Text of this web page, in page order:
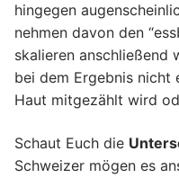
hingegen
nehmen davon den
skalieren anschließend
bei dem Ergebnis nicht
Haut mitgezählt wird
Schaut Euch die
Schweizer mögen es